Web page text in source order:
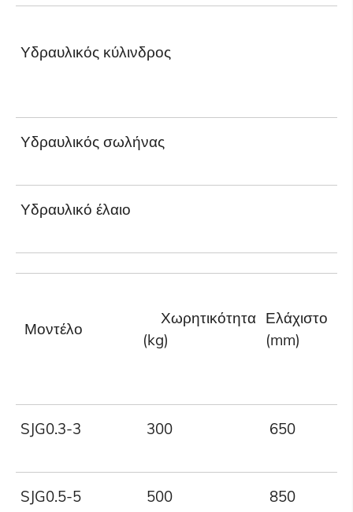
Υδραυλικός κύλινδρος
Υδραυλικός σωλήνας
Υδραυλικό έλαιο
Μοντέλο
Χωρητικότητα
(kg)
Ελάχιστο
(mm)
SJG0.3-3 300 650
SJG0.5-5 500 850